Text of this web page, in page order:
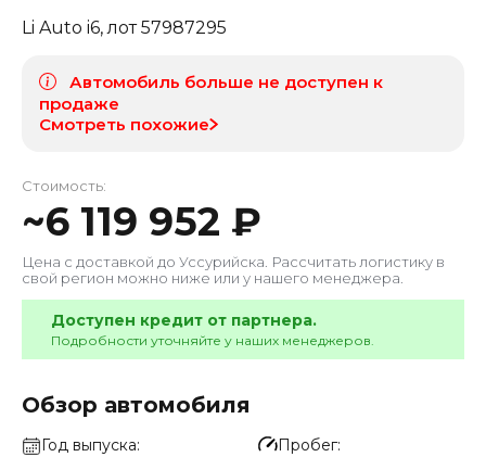
Li Auto i6, лот57987295
Автомобиль больше не доступен к
продаже
Смотреть похожие
Стоимость:
~6 119 952 ₽
Цена с доставкой до Уссурийска . Рассчитать логистику в
свой регион можно ниже или у нашего менеджера.
Доступен кредит от партнера.
Подробности уточняйте у наших менеджеров.
Обзор автомобиля
Год выпуска Пробег